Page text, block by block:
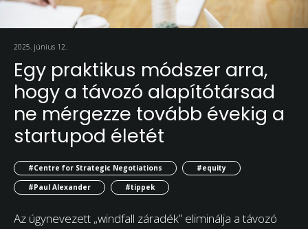
2025. június 12.
Egy praktikus módszer arra,
hogy a távozó alapítótársad
ne mérgezze tovább évekig a
startupod életét
#Centre for Strategic Negotiations
#equity
#Paul Alexander
#tippek
Az úgynevezett „windfall záradék” eliminálja a távozó